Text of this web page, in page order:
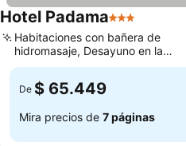
Hotel Padama3 Estrellas
Habitaciones con bañera de
hidromasaje, Desayuno en la
habitación
De $ 65.449
Mira precios de 7 páginas